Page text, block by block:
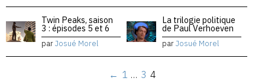
Twin Peaks, saison
3 : épisodes 5 et 6
parJosué Morel
La trilogie politique
de Paul Verhoeven
parJosué Morel
← 1 … 3 4